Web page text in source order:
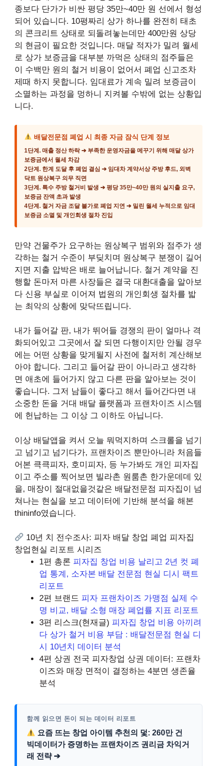
종보다 단가가 비싼 평당 35만~40만 원 선에서 형성
되어 있습니다. 10평짜리 상가 하나를 완전히 태초
의 콘크리트 상태로 되돌려놓는데만 400만원 상당
의 현금이 필요한 것입니다. 매달 적자가 밀려 월세
로 상가 보증금을 대부분 까먹은 상태의 점주들은
이 수백만 원의 철거 비용이 없어서 폐업 신고조차
제때 하지 못합니다. 임대료가 계속 밀려 보증금이
소멸하는 과정을 멍하니 지켜볼 수밖에 없는 상황입
니다.
배달전문점 폐업 시 최종 자금 잠식 단계 정보
1단계. 매출 정산 하락 ➔ 부족한 운영자금을 메꾸기 위해 매달 상가
보증금에서 월세 차감
2단계. 한계 도달 후 폐업 결심 ➔ 임대차 계약서상 주방 후드, 외벽
닥트 원상복구 의무 직면
3단계. 특수 주방 철거비 발생 ➔ 평당 35만~40만 원의 실지출 요구,
보증금 잔액 초과 발생
4단계. 철거 자금 조달 불가로 폐업 지연 ➔ 밀린 월세 누적으로 임대
보증금 소멸 및 개인회생 절차 진입
만약 건물주가 요구하는 원상복구 범위와 점주가 생
각하는 철거 수준이 부딪치며 원상복구 분쟁이 길어
지면 지출 압박은 배로 늘어납니다. 철거 계약을 진
행할 돈마저 마른 사장들은 결국 대환대출을 알아보
다 신용 부실로 이어져 법원의 개인회생 절차를 밟
는 최악의 상황에 맞닥뜨립니다.
내가 들어갈 판, 내가 뛰어들 경쟁의 판이 얼마나 격
화되어있고 그곳에서 잘 되면 다행이지만 안될 경우
에는 어떤 상황을 맞게될지 사전에 철저히 계산해보
아야 합니다. 그리고 들어갈 판이 아니라고 생각하
면 애초에 들어가지 않고 다른 판을 알아보는 것이
좋습니다. 그저 남들이 좋다고 해서 들어간다면 내
소중한 돈을 거대 배달 플랫폼과 프랜차이즈 시스템
에 헌납하는 그 이상 그 이하도 아닙니다.
이상 배달앱을 켜서 오늘 뭐먹지하며 스크롤을 넘기
고 넘기고 넘기다가, 프랜차이즈 뿐만아니라 처음들
어본 큭큭피자, 호미피자, 등 누가봐도 개인 피자집
이고 주소를 찍어보면 빌라촌 원룸촌 한가운데데 있
을, 매장이 절대없을것같은 배달전문점 피자집이 넘
쳐나는 현실을 보고 데이터에 기반해 분석을 해본
thininfo였습니다.
10년 치 전수조사: 피자 배달 창업 폐업 피자집
창업현실 리포트 시리즈
1편 총론 피자집 창업 비용 날리고 2년 컷 폐
업 통계, 소자본 배달 전문점 현실 디시 팩트
리포트
2편 브랜드 피자 프랜차이즈 가맹점 실제 수
명 비교, 배달 소형 매장 폐업률 지표 리포트
3편 리스크(현재글) 피자집 창업 비용 아끼려
다 상가 철거 비용 부담 : 배달전문점 현실 디
시 10년치 데이터 분석
4편 상권 전국 피자창업 상권 데이터: 프랜차
이즈와 매장 면적이 결정하는 4분면 생존율
분석
함께 읽으면 돈이 되는 데이터 리포트
요즘 뜨는 창업 아이템 추천의 덫: 260만 건
빅데이터가 증명하는 프랜차이즈 권리금 차익거
래 전략 ➔